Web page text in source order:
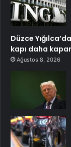
Düzce
kapı daha
Ağustos 8, 2026